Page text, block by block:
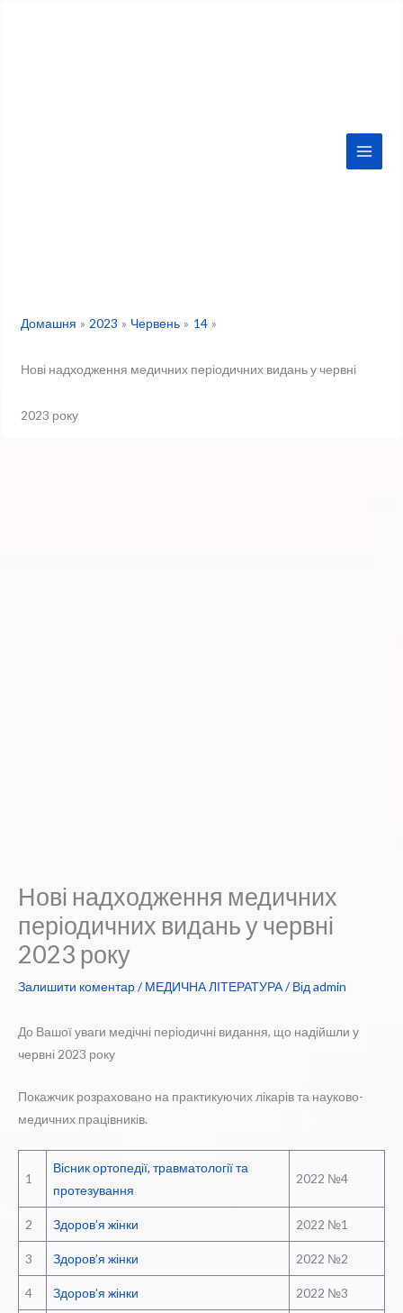
Домашня 2023 Червень 14
Нові надходження медичних періодичних видань у червні
2023 року
Нові надходження медичних
періодичних видань у червні
2023 року
Залишити коментар/ МЕДИЧНА ЛІТЕРАТУРА/ Відadmin
До Вашої уваги медічні періодичні видання, що надійшли у
червні 2023 року
Покажчик розраховано на практикуючих лікарів та науково-
медичних працівників.
1
Вісник ортопедії, травматології та
протезування
2022 №4
2 Здоров’я жінки 2022 №1
3 Здоров’я жінки 2022 №2
4 Здоров’я жінки 2022 №3